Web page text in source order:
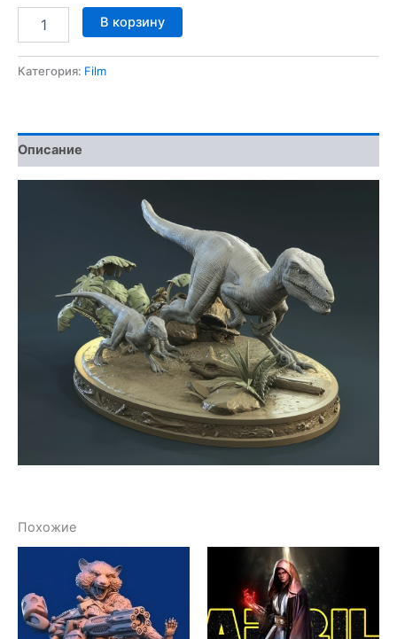
Количество
товара
3D
В корзину
Категория: Film
Описание
Похожие